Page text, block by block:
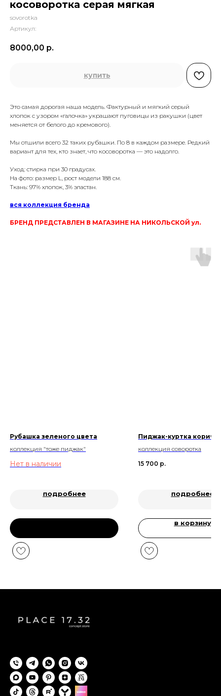
косоворотка серая мягкая
sovorotka
Артикул:
8000,00 р.
купить
Это самая дорогая наша модель. Фактурный и мягкий серый
хлопок с узором «галочка» украшают пуговицы из ракушки (цвет
меняется от белого до кремового).
Мы отшили всего 32 таких рубашки. По 8 в каждом размере. Редкий
вариант для тех, кто знает, что косоворотка — это надолго.
Уход: стирка при 30 градусах.
На фото: размер L, рост модели 188 см.
Ткань: 97% хлопок, 3% эластан.
вся коллекция бренда
БРЕНД ПРЕДСТАВЛЕН В МАГАЗИНЕ НА НИКОЛЬСКОЙ ул.
Рубашка зеленого цвета
коллекция "тоже пиджак"
Нет в наличии
подробнее
Пиджак-куртка
коллекция соворотка
15 700 р.
подробнее
в корзину